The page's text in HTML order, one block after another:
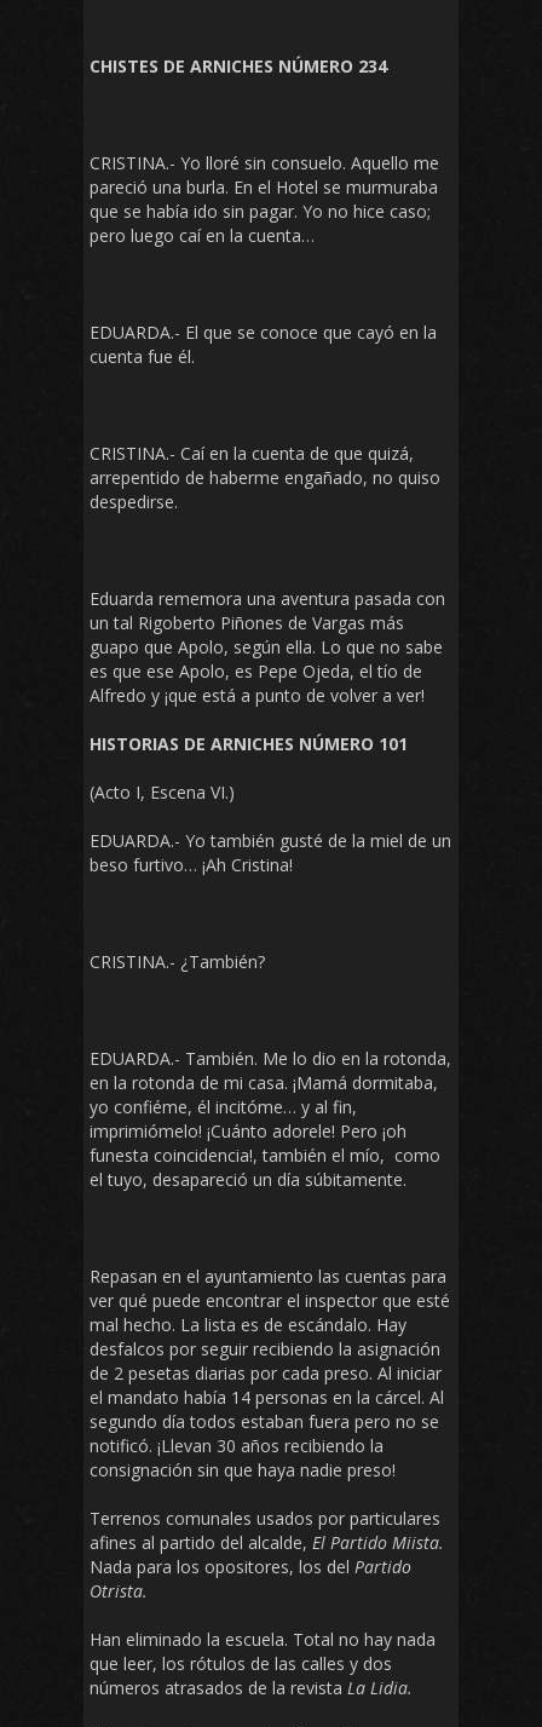
CHISTES DE ARNICHES NÚMERO 234
CRISTINA.- Yo lloré sin consuelo. Aquello me
pareció una burla. En el Hotel se murmuraba
que se había ido sin pagar. Yo no hice caso;
pero luego caí en la cuenta…
EDUARDA.- El que se conoce que cayó en la
cuenta fue él.
CRISTINA.- Caí en la cuenta de que quizá,
arrepentido de haberme engañado, no quiso
despedirse.
Eduarda rememora una aventura pasada con
un tal Rigoberto Piñones de Vargas más
guapo que Apolo, según ella. Lo que no sabe
es que ese Apolo, es Pepe Ojeda, el tío de
Alfredo y ¡que está a punto de volver a ver!
HISTORIAS DE ARNICHES NÚMERO 101
(Acto I, Escena VI.)
EDUARDA.- Yo también gusté de la miel de un
beso furtivo… ¡Ah Cristina!
CRISTINA.- ¿También?
EDUARDA.- También. Me lo dio en la rotonda,
en la rotonda de mi casa. ¡Mamá dormitaba,
yo confiéme, él incitóme… y al fin,
imprimiómelo! ¡Cuánto adorele! Pero ¡oh
funesta coincidencia!, también el mío, como
el tuyo, desapareció un día súbitamente.
Repasan en el ayuntamiento las cuentas para
ver qué puede encontrar el inspector que esté
mal hecho. La lista es de escándalo. Hay
desfalcos por seguir recibiendo la asignación
de 2 pesetas diarias por cada preso. Al iniciar
el mandato había 14 personas en la cárcel. Al
segundo día todos estaban fuera pero no se
notificó. ¡Llevan 30 años recibiendo la
consignación sin que haya nadie preso!
Terrenos comunales usados por particulares
afines al partido del alcalde, El Partido Miista.
Nada para los opositores, los del Partido
Otrista.
Han eliminado la escuela. Total no hay nada
que leer, los rótulos de las calles y dos
números atrasados de la revista La Lidia.